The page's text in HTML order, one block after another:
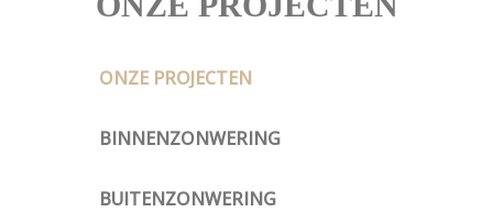
ONZE PROJECTEN
BINNENZONWERING
BUITENZONWERING